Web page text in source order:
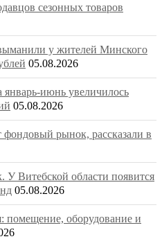
сезонных товаров
у жителей Минского
05.08.2026
январь-июнь увеличилось
05.08.2026
фондовый рынок, рассказали в
Витебской области появится
05.08.2026
помещение, оборудование и